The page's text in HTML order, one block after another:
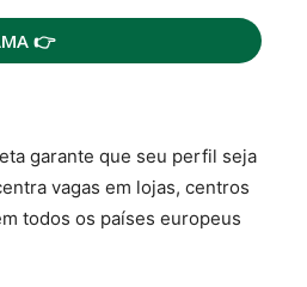
👉
garante que seu perfil seja
vagas em lojas, centros
todos os países europeus